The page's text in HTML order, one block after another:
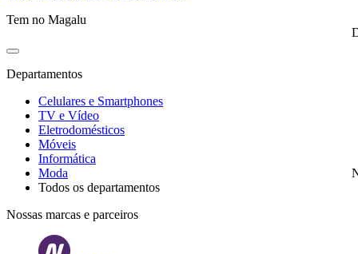
Tem no Magalu
Departamentos
Celulares e Smartphones
TV e Vídeo
Eletrodomésticos
Móveis
Informática
Moda
Todos os departamentos
Nossas marcas e parceiros